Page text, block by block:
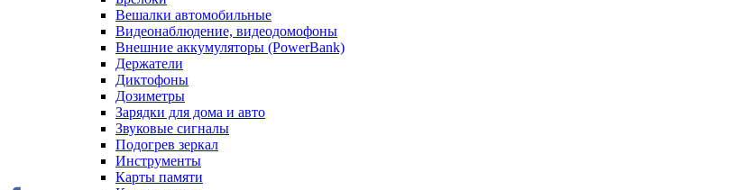
Вешалки автомобильные
Видеонаблюдение, видеодомофоны
Внешние аккумуляторы (PowerBank)
Держатели
Диктофоны
Дозиметры
Зарядки для дома и авто
Звуковые сигналы
Подогрев зеркал
Инструменты
Карты памяти